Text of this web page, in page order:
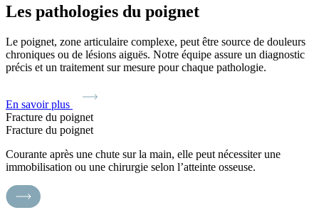
Les pathologies du poignet
Le poignet, zone articulaire complexe, peut être source de douleurs
chroniques ou de lésions aiguës. Notre équipe assure un diagnostic
précis et un traitement sur mesure pour chaque pathologie.
En savoir plus
Fracture du poignet
Fracture du poignet
Courante après une chute sur la main, elle peut nécessiter une
immobilisation ou une chirurgie selon l’atteinte osseuse.